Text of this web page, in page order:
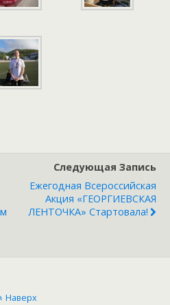
Следующая Запись
Ежегодная Всероссийская
Акция «ГЕОРГИЕВСКАЯ
ЛЕНТОЧКА» Стартовала!
Наверх